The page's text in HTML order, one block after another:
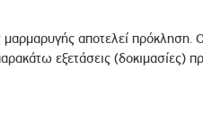
αποτελεί πρόκληση.
εξετάσεις (δοκιμασίες)